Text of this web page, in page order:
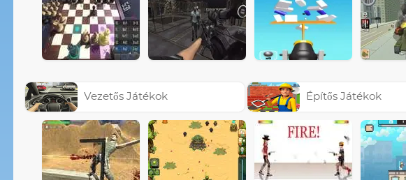
Vezetős Játékok Építős Játékok